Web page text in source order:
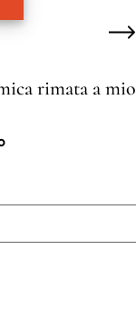
rimata a mio